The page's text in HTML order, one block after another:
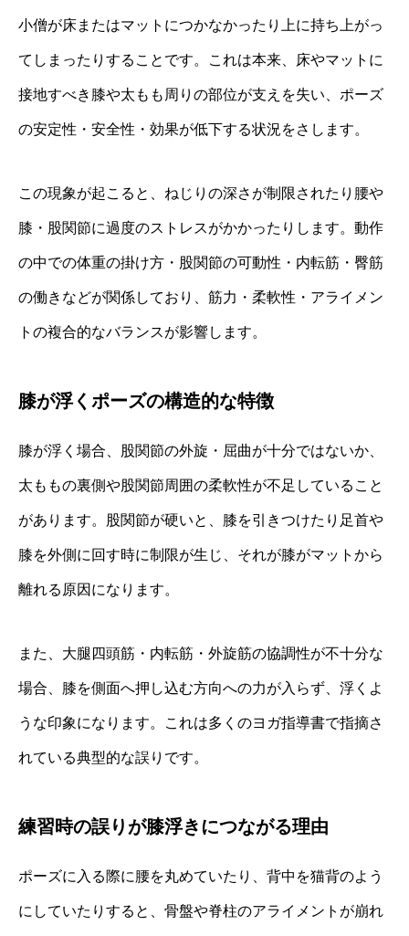
小僧が床またはマットにつかなかったり上に持ち上がっ
てしまったりすることです。これは本来、床やマットに
接地すべき膝や太もも周りの部位が支えを失い、ポーズ
の安定性・安全性・効果が低下する状況をさします。
この現象が起こると、ねじりの深さが制限されたり腰や
膝・股関節に過度のストレスがかかったりします。動作
の中での体重の掛け方・股関節の可動性・内転筋・臀筋
の働きなどが関係しており、筋力・柔軟性・アライメン
トの複合的なバランスが影響します。
膝が浮くポーズの構造的な特徴
膝が浮く場合、股関節の外旋・屈曲が十分ではないか、
太ももの裏側や股関節周囲の柔軟性が不足していること
があります。股関節が硬いと、膝を引きつけたり足首や
膝を外側に回す時に制限が生じ、それが膝がマットから
離れる原因になります。
また、大腿四頭筋・内転筋・外旋筋の協調性が不十分な
場合、膝を側面へ押し込む方向への力が入らず、浮くよ
うな印象になります。これは多くのヨガ指導書で指摘さ
れている典型的な誤りです。
練習時の誤りが膝浮きにつながる理由
ポーズに入る際に腰を丸めていたり、背中を猫背のよう
にしていたりすると、骨盤や脊柱のアライメントが崩れ